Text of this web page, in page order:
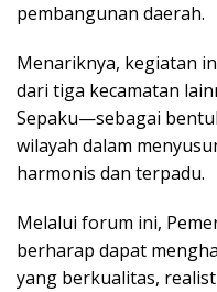
pembangunan daerah.
Menariknya, kegiatan
dari tiga kecamatan
Sepaku—sebagai
wilayah dalam
harmonis dan terpadu.
Melalui forum ini,
berharap dapat
yang berkualitas,